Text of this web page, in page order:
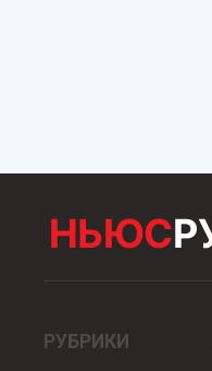
РУБРИКИ